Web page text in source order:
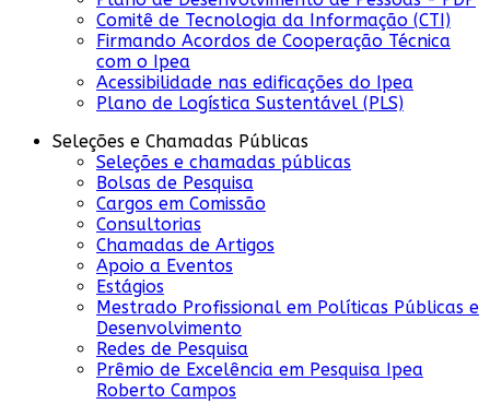
Comitê de Tecnologia da Informação (CTI)
Firmando Acordos de Cooperação Técnica
com o Ipea
Acessibilidade nas edificações do Ipea
Plano de Logística Sustentável (PLS)
Seleções e Chamadas Públicas
Seleções e chamadas públicas
Bolsas de Pesquisa
Cargos em Comissão
Consultorias
Chamadas de Artigos
Apoio a Eventos
Estágios
Mestrado Profissional em Políticas Públicas e
Desenvolvimento
Redes de Pesquisa
Prêmio de Excelência em Pesquisa Ipea
Roberto Campos